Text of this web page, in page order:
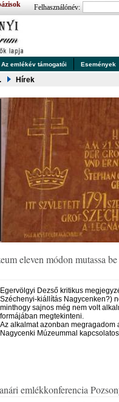
Felhasználónév:
Az emlékév támogatói Események
Hírek
eleven módon mutassa
Egervölgyi Dezső kritikus
Széchenyi-kiállítás Nagycenken?)
minthogy sajnos még nem volt
formájában megtekinteni.
Az alkalmat azonban megragadom
Nagycenki Múzeummal
emlékkonferencia